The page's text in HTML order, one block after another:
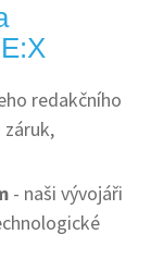
redakčního
záruk,
- naši vývojáři